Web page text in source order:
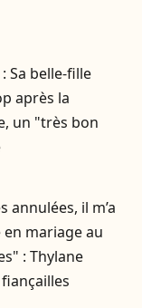
Sa belle-fille
après la
un "très bon
annulées, il m’a
mariage au
: Thylane